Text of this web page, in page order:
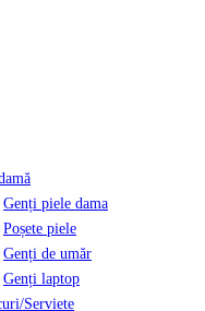
Genți piele dama
Poșete piele
Genți de umăr
Genți laptop
Serviete